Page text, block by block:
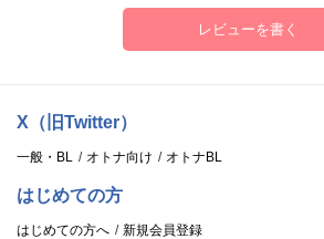
レビューを書く
X（旧Twitter）
一般・BL オトナ向け オトナBL
はじめての方
はじめての方へ 新規会員登録